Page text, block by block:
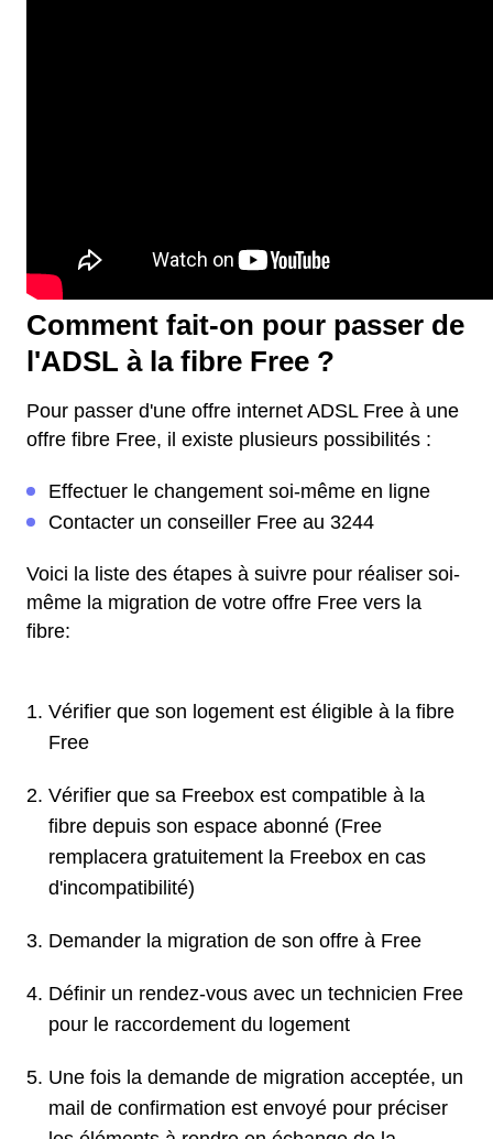
Comment fait-on pour passer de
l'ADSL à la fibre Free ?
Pour passer d'une offre internet ADSL Free à une
offre fibre Free, il existe plusieurs possibilités :
Effectuer le changement soi-même en ligne
Contacter un conseiller Free au 3244
Voici la liste des étapes à suivre pour réaliser soi-
même la migration de votre offre Free vers la
fibre:
Vérifier que son logement est éligible à la fibre
Free
Vérifier que sa Freebox est compatible à la
fibre depuis son espace abonné (Free
remplacera gratuitement la Freebox en cas
d'incompatibilité)
Demander la migration de son offre à Free
Définir un rendez-vous avec un technicien Free
pour le raccordement du logement
Une fois la demande de migration acceptée, un
mail de confirmation est envoyé pour préciser